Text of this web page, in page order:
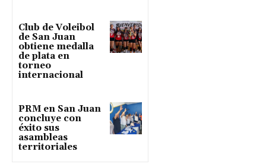
Club de Voleibol
de San Juan
obtiene medalla
de plata en
torneo
internacional
PRM en San Juan
concluye con
éxito sus
asambleas
territoriales